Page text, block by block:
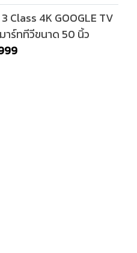
Class 4K GOOGLE TV
าร์ททีวีขนาด 50 นิ้ว